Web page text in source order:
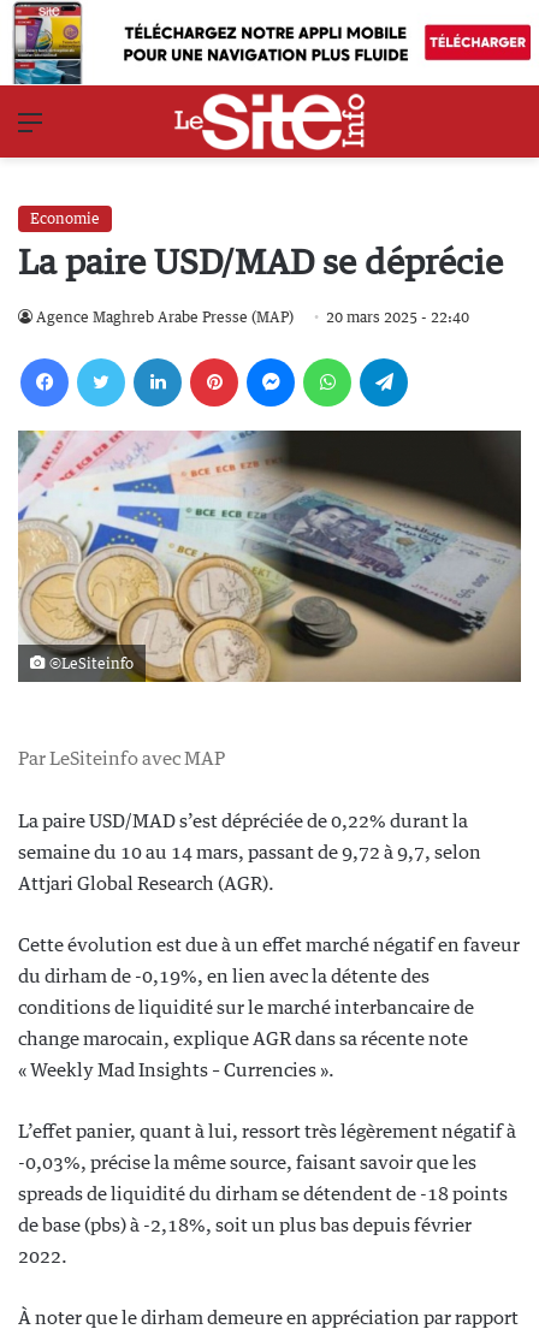
Economie
La paire USD/MAD se déprécie
Agence Maghreb Arabe Presse (MAP) 20 mars 2025 - 22:40
©LeSiteinfo
Par LeSiteinfo avec MAP
La paire USD/MAD s’est dépréciée de 0,22% durant la
semaine du 10 au 14 mars, passant de 9,72 à 9,7, selon
Attjari Global Research (AGR).
Cette évolution est due à un effet marché négatif en faveur
du dirham de -0,19%, en lien avec la détente des
conditions de liquidité sur le marché interbancaire de
change marocain, explique AGR dans sa récente note
« Weekly Mad Insights – Currencies ».
L’effet panier, quant à lui, ressort très légèrement négatif à
-0,03%, précise la même source, faisant savoir que les
spreads de liquidité du dirham se détendent de -18 points
de base (pbs) à -2,18%, soit un plus bas depuis février
2022.
À noter que le dirham demeure en appréciation par rapport